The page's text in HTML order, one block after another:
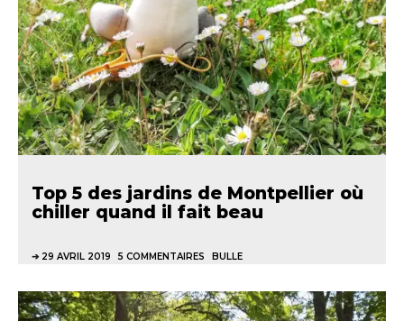
Top 5 des jardins de Montpellier où
chiller quand il fait beau
29 AVRIL 2019 5 COMMENTAIRES BULLE